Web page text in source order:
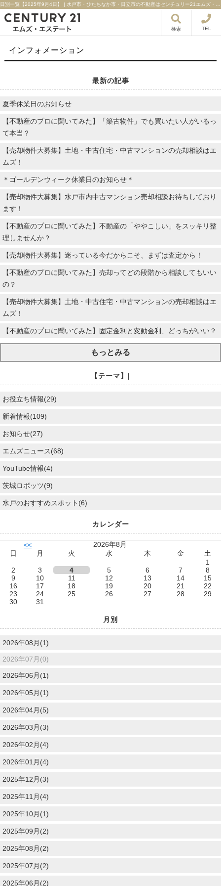
検索 TEL
インフォメーション
最新の記事
夏季休業日のお知らせ
【不動産のプロに聞いてみた】「築古物件」でも買いたい人がいるっ
て本当？
【売却物件大募集】土地・中古住宅・中古マンションの売却相談はエ
ムズ！
＊ゴールデンウィーク休業日のお知らせ＊
【売却物件大募集】水戸市内中古マンション売却相談お待ちしており
ます！
【不動産のプロに聞いてみた】不動産の「ややこしい」をスッキリ整
理しませんか？
【売却物件大募集】迷っている今だからこそ、まずは査定から！
【不動産のプロに聞いてみた】売却ってどの段階から相談してもいい
の？
【売却物件大募集】土地・中古住宅・中古マンションの売却相談はエ
ムズ！
【不動産のプロに聞いてみた】固定金利と変動金利、どっちがいい？
もっとみる
【テーマ】|
お役立ち情報(29)
新着情報(109)
お知らせ(27)
エムズニュース(68)
YouTube情報(4)
茨城ロボッツ(9)
水戸のおすすめスポット(6)
カレンダー
<<
2026年8月
日
月 火 水 木 金
土
1
2
3 4 5 6 7
8
9
10 11 12 13 14
15
16
17 18 19 20 21
22
23
24 25 26 27 28
29
30
31
月別
2026年08月(1)
2026年07月(0)
2026年06月(1)
2026年05月(1)
2026年04月(5)
2026年03月(3)
2026年02月(4)
2026年01月(4)
2025年12月(3)
2025年11月(4)
2025年10月(1)
2025年09月(2)
2025年08月(2)
2025年07月(2)
2025年06月(2)